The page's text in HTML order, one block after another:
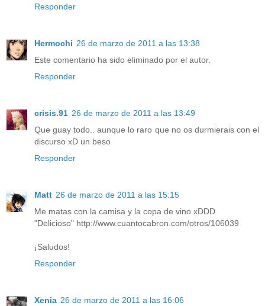
Responder
Hermochi 26 de marzo de 2011 a las 13:38
Este comentario ha sido eliminado por el autor.
Responder
crisis.91 26 de marzo de 2011 a las 13:49
Que guay todo.. aunque lo raro que no os durmierais con el
discurso xD un beso
Responder
Matt 26 de marzo de 2011 a las 15:15
Me matas con la camisa y la copa de vino xDDD
"Delicioso" http://www.cuantocabron.com/otros/106039
¡Saludos!
Responder
Xenia 26 de marzo de 2011 a las 16:06